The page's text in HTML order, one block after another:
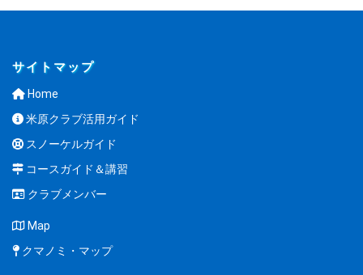
サイトマップ
Home
米原クラブ活用ガイド
スノーケルガイド
コースガイド＆講習
クラブメンバー
Map
クマノミ・マップ